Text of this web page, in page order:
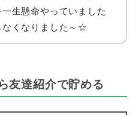
一生懸命やっていました
なくなりました～☆
友達紹介で貯める